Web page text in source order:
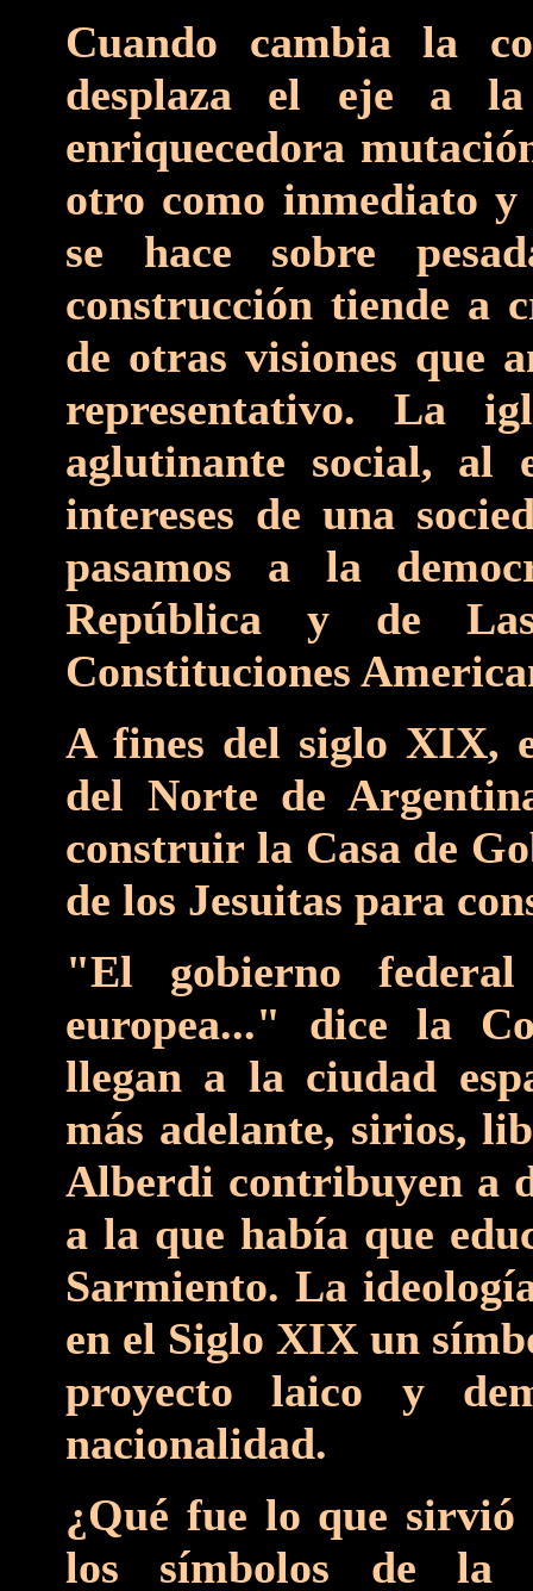
Cuando cambia la
desplaza el eje a la
enriquecedora
otro como inmediato y
se hace sobre
construcción tiende a
de otras visiones que
representativo. La
aglutinante social, al
intereses de una
pasamos a la
República y de
Constituciones
A fines del siglo XIX,
del Norte de
construir la Casa de
de los Jesuitas para
"El gobierno
europea..." dice la
llegan a la ciudad
más adelante, sirios,
Alberdi contribuyen a
a la que había que
Sarmiento. La
en el Siglo XIX un
proyecto laico y
nacionalidad.
¿Qué fue lo que sirvió
los símbolos de la